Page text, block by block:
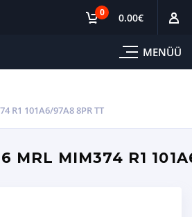
MENÜÜ
0 0.00€
R1 101A6/97A8 8PR TT
MRL MIM374 R1